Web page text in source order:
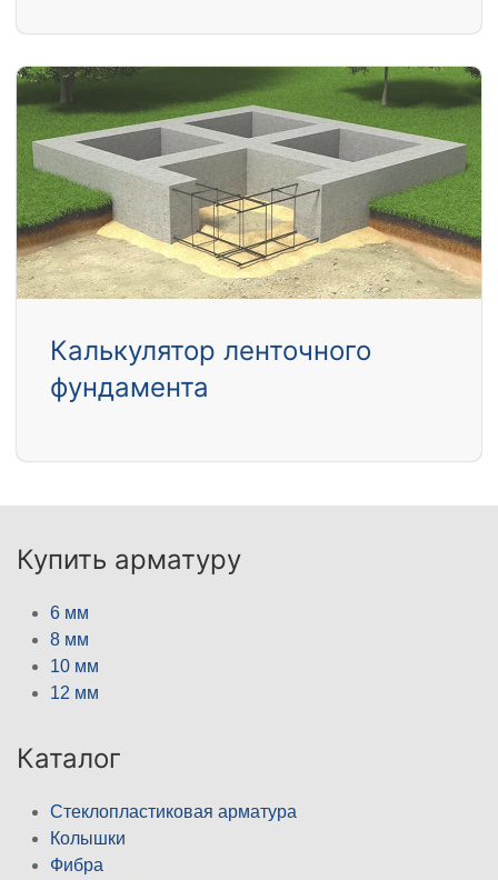
Калькулятор ленточного
фундамента
Купить арматуру
6 мм
8 мм
10 мм
12 мм
Каталог
Стеклопластиковая арматура
Колышки
Фибра